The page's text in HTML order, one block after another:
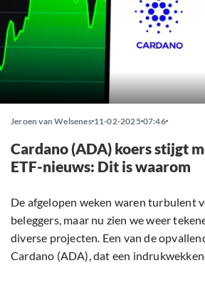
Jeroen van Welsenes 11-02-2025 07:46
Cardano (ADA) koers stijgt
ETF-nieuws: Dit is waarom
De afgelopen weken waren turbulent
beleggers, maar nu zien we weer
diverse projecten. Een van de
Cardano (ADA), dat een